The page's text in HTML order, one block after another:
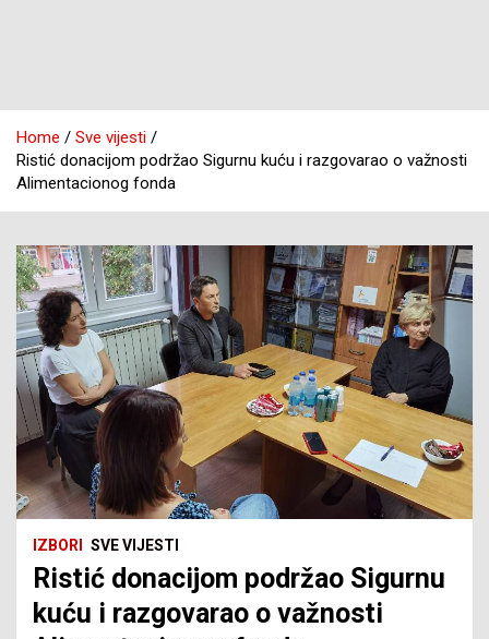
Home
Sve vijesti
Ristić donacijom podržao Sigurnu kuću i razgovarao o važnosti
Alimentacionog fonda
IZBORI SVE VIJESTI
Ristić donacijom podržao Sigurnu
kuću i razgovarao o važnosti